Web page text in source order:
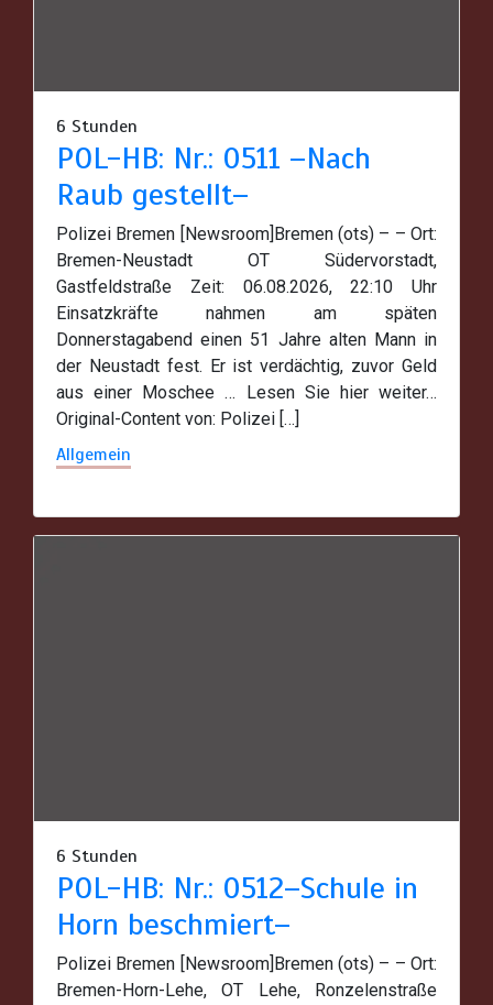
6 Stunden
POL-HB: Nr.: 0511 –Nach
Raub gestellt–
Polizei Bremen [Newsroom]Bremen (ots) – – Ort:
Bremen-Neustadt OT Südervorstadt,
Gastfeldstraße Zeit: 06.08.2026, 22:10 Uhr
Einsatzkräfte nahmen am späten
Donnerstagabend einen 51 Jahre alten Mann in
der Neustadt fest. Er ist verdächtig, zuvor Geld
aus einer Moschee … Lesen Sie hier weiter…
Original-Content von: Polizei […]
Allgemein
6 Stunden
POL-HB: Nr.: 0512–Schule in
Horn beschmiert–
Polizei Bremen [Newsroom]Bremen (ots) – – Ort:
Bremen-Horn-Lehe, OT Lehe, Ronzelenstraße